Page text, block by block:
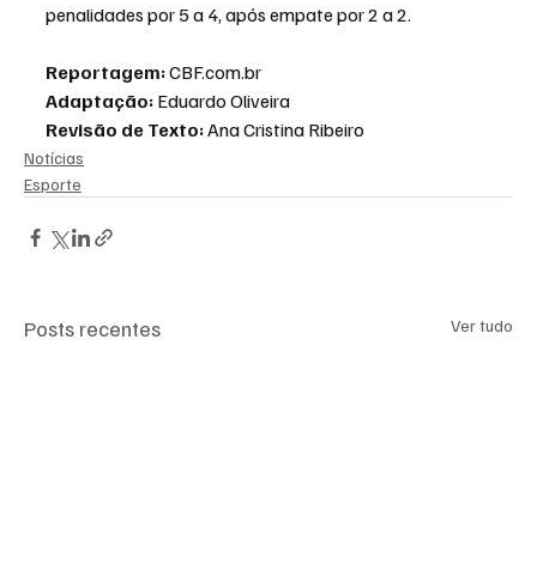
penalidades por 5 a 4, após empate por 2 a 2.
Reportagem: CBF.com.br
Adaptação: Eduardo Oliveira
Revisão de Texto: Ana Cristina Ribeiro
Notícias
Esporte
Posts recentes Ver tudo